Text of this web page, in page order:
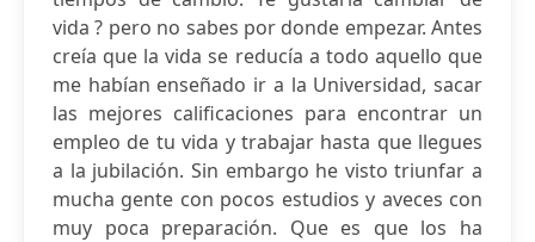
vida ? pero no sabes por donde empezar. Antes
creía que la vida se reducía a todo aquello que
me habían enseñado ir a la Universidad, sacar
las mejores calificaciones para encontrar un
empleo de tu vida y trabajar hasta que llegues
a la jubilación. Sin embargo he visto triunfar a
mucha gente con pocos estudios y aveces con
muy poca preparación. Que es que los ha